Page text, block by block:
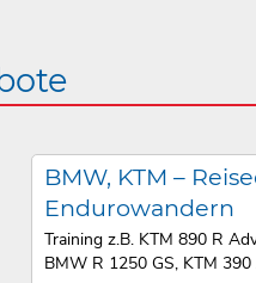
BMW, KTM –
Endurowandern
Training z.B. KTM 890 R
BMW R 1250 GS, KTM